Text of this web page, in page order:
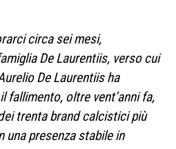
circa sei mesi,
De Laurentiis, verso cui
De Laurentiis ha
fallimento, oltre vent’anni fa,
trenta brand calcistici più
una presenza stabile in